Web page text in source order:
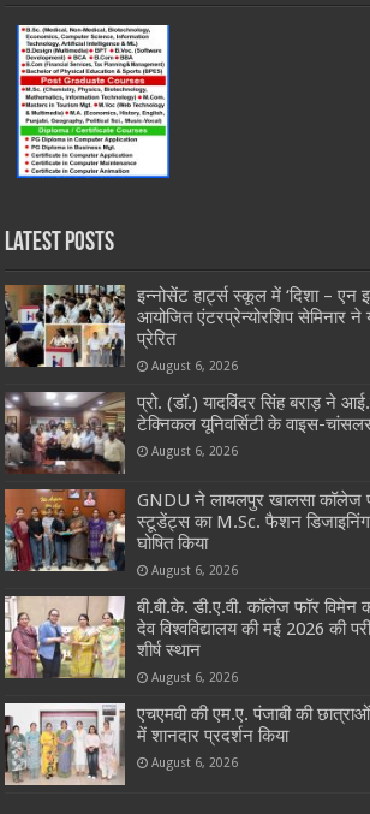
Latest Posts
इन्नोसेंट हार्ट्स स्कूल में ‘दिशा – एन
आयोजित एंटरप्रेन्योरशिप सेमिनार ने
प्रेरित
August 6, 2026
प्रो. (डॉ.) यादविंदर सिंह बराड़ ने
टेक्निकल यूनिवर्सिटी के वाइस-
August 6, 2026
GNDU ने लायलपुर खालसा कॉलेज
स्टूडेंट्स का M.Sc. फैशन डिजाइनिंग
घोषित किया
August 6, 2026
बी.बी.के. डी.ए.वी. कॉलेज फॉर विमेन
देव विश्वविद्यालय की मई 2026 की
शीर्ष स्थान
August 6, 2026
एचएमवी की एम.ए. पंजाबी की छात्राओं
में शानदार प्रदर्शन किया
August 6, 2026